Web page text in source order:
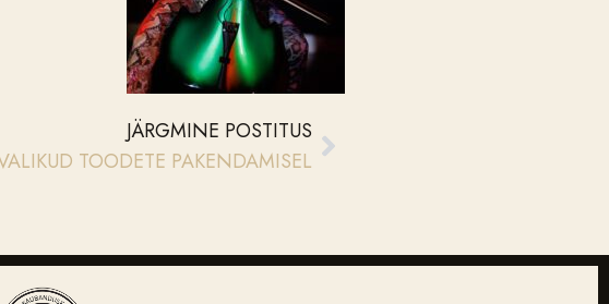
JÄRGMINE POSTITUS
TOODETE PAKENDAMISEL